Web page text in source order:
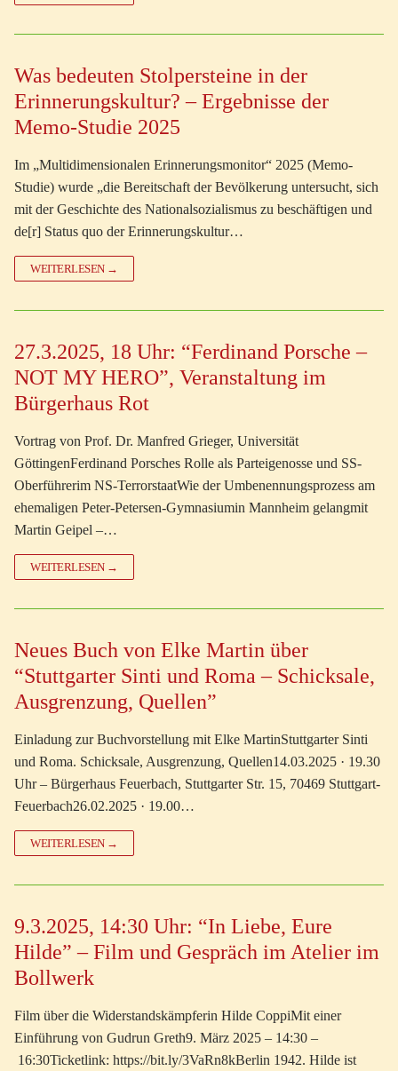
Was bedeuten Stolpersteine in der
Erinnerungskultur? – Ergebnisse der
Memo-Studie 2025
Im „Multidimensionalen Erinnerungsmonitor“ 2025 (Memo-
Studie) wurde „die Bereitschaft der Bevölkerung untersucht, sich
mit der Geschichte des Nationalsozialismus zu beschäftigen und
de[r] Status quo der Erinnerungskultur…
WEITERLESEN →
27.3.2025, 18 Uhr: “Ferdinand Porsche –
NOT MY HERO”, Veranstaltung im
Bürgerhaus Rot
Vortrag von Prof. Dr. Manfred Grieger, Universität
GöttingenFerdinand Porsches Rolle als Parteigenosse und SS-
Oberführerim NS-TerrorstaatWie der Umbenennungsprozess am
ehemaligen Peter-Petersen-Gymnasiumin Mannheim gelangmit
Martin Geipel –…
WEITERLESEN →
Neues Buch von Elke Martin über
“Stuttgarter Sinti und Roma – Schicksale,
Ausgrenzung, Quellen”
Einladung zur Buchvorstellung mit Elke MartinStuttgarter Sinti
und Roma. Schicksale, Ausgrenzung, Quellen14.03.2025 · 19.30
Uhr – Bürgerhaus Feuerbach, Stuttgarter Str. 15, 70469 Stuttgart-
Feuerbach26.02.2025 · 19.00…
WEITERLESEN →
9.3.2025, 14:30 Uhr: “In Liebe, Eure
Hilde” – Film und Gespräch im Atelier im
Bollwerk
Film über die Widerstandskämpferin Hilde CoppiMit einer
Einführung von Gudrun Greth9. März 2025 – 14:30 –
16:30Ticketlink: https://bit.ly/3VaRn8kBerlin 1942. Hilde ist